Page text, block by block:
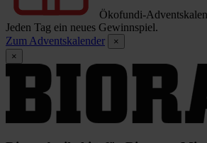
Ökofundi-
Jeden Tag ein neues Gewinnspiel.
Zum Adventskalender
×
×